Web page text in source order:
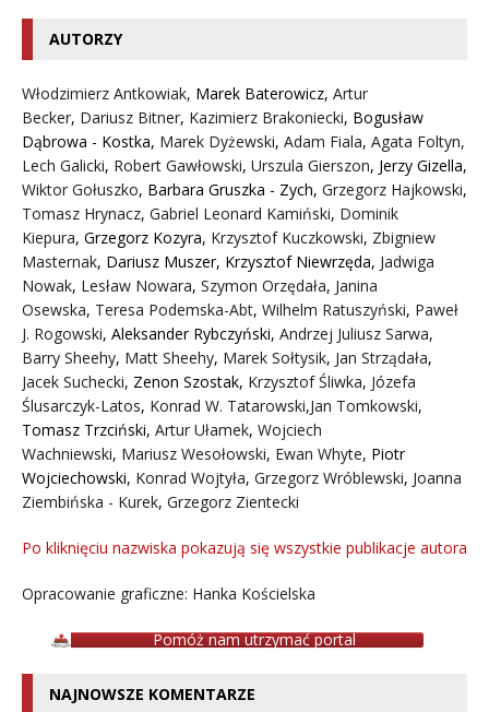
AUTORZY
Włodzimierz Antkowiak, Marek Baterowicz, Artur
Becker, Dariusz Bitner, Kazimierz Brakoniecki, Bogusław
Dąbrowa - Kostka, Marek Dyżewski, Adam Fiala, Agata Foltyn,
Lech Galicki, Robert Gawłowski, Urszula Gierszon, Jerzy Gizella,
Wiktor Gołuszko, Barbara Gruszka - Zych, Grzegorz Hajkowski,
Tomasz Hrynacz, Gabriel Leonard Kamiński, Dominik
Kiepura, Grzegorz Kozyra, Krzysztof Kuczkowski, Zbigniew
Masternak, Dariusz Muszer, Krzysztof Niewrzęda, Jadwiga
Nowak, Lesław Nowara, Szymon Orzędała, Janina
Osewska, Teresa Podemska-Abt, Wilhelm Ratuszyński, Paweł
J. Rogowski, Aleksander Rybczyński, Andrzej Juliusz Sarwa,
Barry Sheehy, Matt Sheehy, Marek Sołtysik, Jan Strządała,
Jacek Suchecki, Zenon Szostak, Krzysztof Śliwka, Józefa
Ślusarczyk-Latos, Konrad W. Tatarowski,Jan Tomkowski,
Tomasz Trzciński, Artur Ułamek, Wojciech
Wachniewski, Mariusz Wesołowski, Ewan Whyte, Piotr
Wojciechowski, Konrad Wojtyła, Grzegorz Wróblewski, Joanna
Ziembińska - Kurek, Grzegorz Zientecki
Po kliknięciu nazwiska pokazują się wszystkie publikacje autora
Opracowanie graficzne: Hanka Kościelska
Pomóż nam utrzymać portal
NAJNOWSZE KOMENTARZE